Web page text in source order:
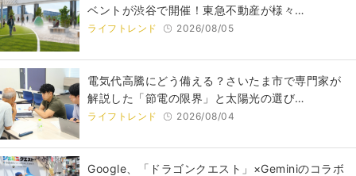
ベントが渋谷で開催！東急不動産が様々…
ライフトレンド 2026/08/05
電気代高騰にどう備える？さいたま市で専門家が
解説した「節電の限界」と太陽光の選び…
ライフトレンド 2026/08/04
Google、「ドラゴンクエスト」×Geminiのコラボ